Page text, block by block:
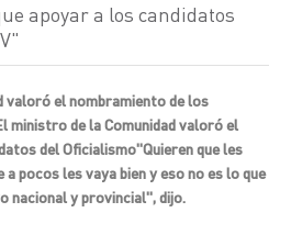
apoyar a los candidatos
valoró el nombramiento de los
ministro de la Comunidad valoró el
del Oficialismo"Quieren que les
a pocos les vaya bien y eso no es lo que
nacional y provincial", dijo.